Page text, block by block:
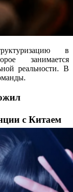
в
занимается
реальности. В
с Китаем